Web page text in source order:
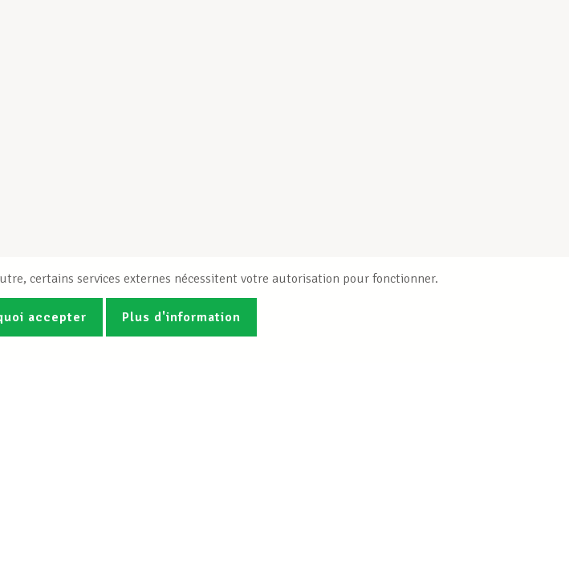
certains services externes nécessitent votre autorisation pour fonctionner.
accepter Plus d'information